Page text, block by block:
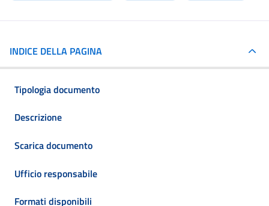
INDICE DELLA PAGINA
Tipologia documento
Descrizione
Scarica documento
Ufficio responsabile
Formati disponibili